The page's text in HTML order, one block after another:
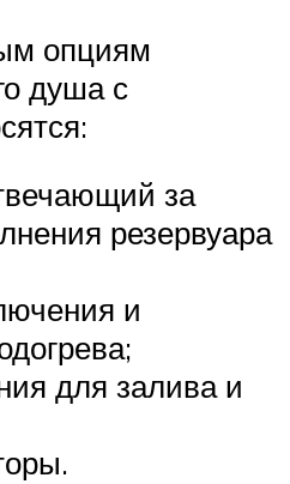
опциям
душа с
за
резервуара
и
для залива и